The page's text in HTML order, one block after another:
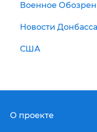
Военное
Новости Донбасса
США
О проекте